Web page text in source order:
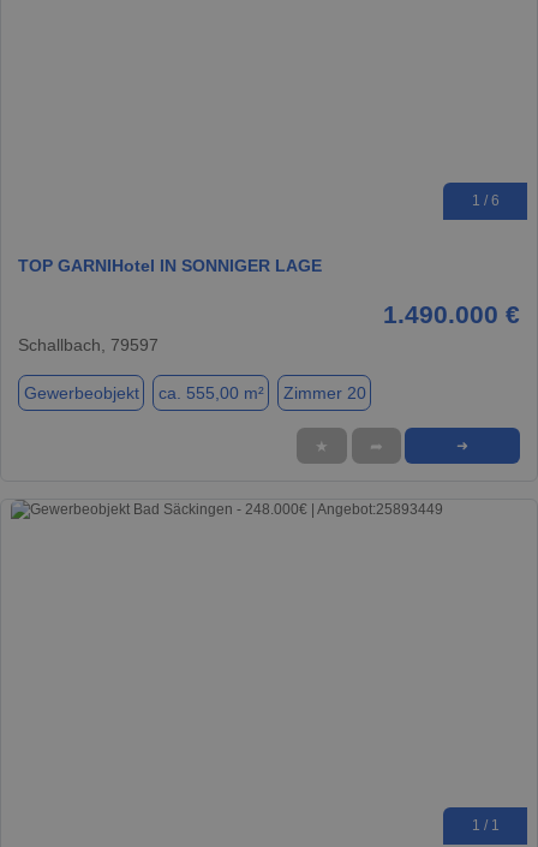
1 / 6
TOP GARNIHotel IN SONNIGER LAGE
1.490.000 €
Schallbach, 79597
Gewerbeobjekt ca. 555,00 m² Zimmer 20
★ ➦ ➜
1 / 1